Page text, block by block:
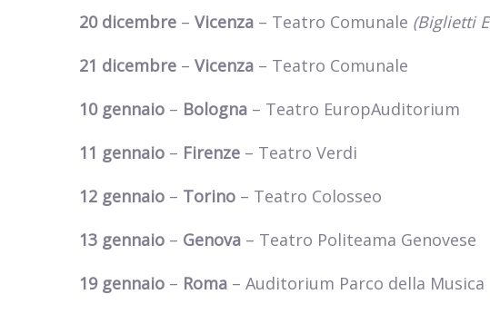
20 dicembre – Vicenza – Teatro Comunale (Biglietti
21 dicembre – Vicenza – Teatro Comunale
10 gennaio – Bologna – Teatro EuropAuditorium
11 gennaio – Firenze – Teatro Verdi
12 gennaio – Torino – Teatro Colosseo
13 gennaio – Genova – Teatro Politeama Genovese
19 gennaio – Roma – Auditorium Parco della Musica